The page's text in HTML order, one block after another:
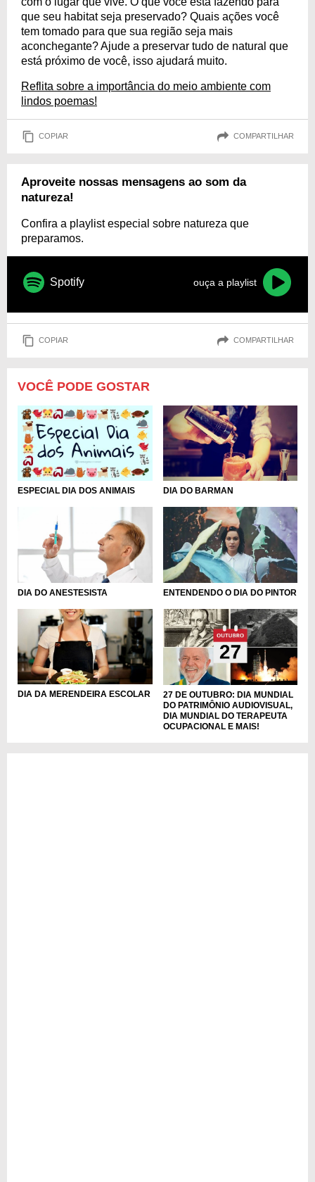
que seu habitat seja preservado? Quais ações você
tem tomado para que sua região seja mais
aconchegante? Ajude a preservar tudo de natural que
está próximo de você, isso ajudará muito.
Reflita sobre a importância do meio ambiente com
lindos poemas!
COPIAR COMPARTILHAR
Aproveite nossas mensagens ao som da
natureza!
Confira a playlist especial sobre natureza que
preparamos.
Spotify ouça a playlist
COPIAR COMPARTILHAR
VOCÊ PODE GOSTAR
ESPECIAL DIA DOS ANIMAIS DIA DO BARMAN
DIA DO ANESTESISTA ENTENDENDO O DIA DO PINTOR
DIA DA MERENDEIRA ESCOLAR
27 DE OUTUBRO: DIA MUNDIAL
DO PATRIMÔNIO AUDIOVISUAL,
DIA MUNDIAL DO TERAPEUTA
OCUPACIONAL E MAIS!